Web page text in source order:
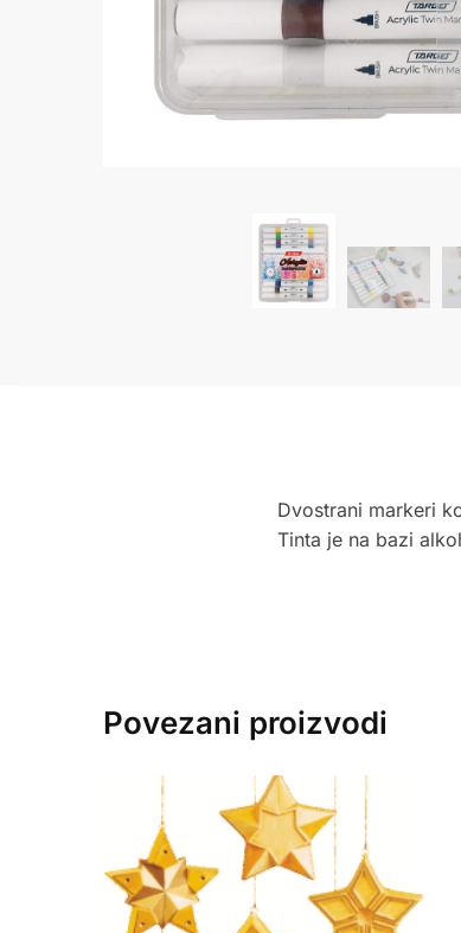
Dvostrani markeri
Tinta je na bazi
Povezani proizvodi